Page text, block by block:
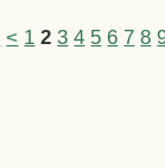
< 1 2 3 4 5 6 7 8